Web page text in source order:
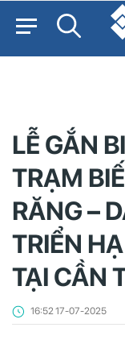
LỄ GẮN
TRẠM
RĂNG –
TRIỂN
TẠI CẦN
16:52 17-07-2025